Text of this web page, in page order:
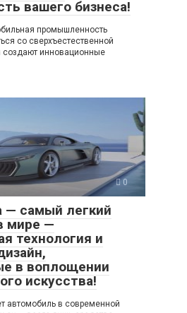
вашего бизнеса!
промышленность
со сверхъестественной
создают инновационные
0
— самый легкий
мире —
технология и
в воплощении
искусства!
автомобиль в современной